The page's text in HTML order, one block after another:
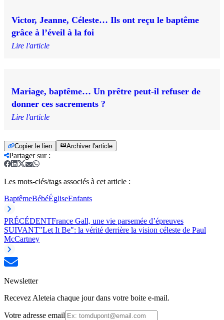
Victor, Jeanne, Céleste… Ils ont reçu le baptême
grâce à l’éveil à la foi
Lire l'article
Mariage, baptême… Un prêtre peut-il refuser de
donner ces sacrements ?
Lire l'article
Copier le lien Archiver l'article
Partager sur:
Les mots-clés/tags associés à cet article :
BaptêmeBébéÉgliseEnfants
PRÉCÉDENTFrance Gall, une vie parsemée d’épreuves
SUIVANT"Let It Be": la vérité derrière la vision céleste de Paul
McCartney
Newsletter
Recevez Aleteia chaque jour dans votre boite e-mail.
Votre adresse email